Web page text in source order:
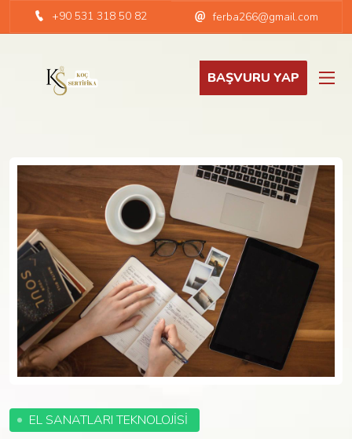
+90 531 318 50 82 ferba266@gmail.com
BAŞVURU YAP
EL SANATLARI TEKNOLOJİSİ